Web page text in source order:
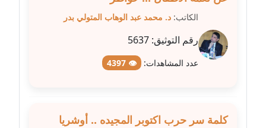
مدونة شيماء حسني
عاملة
مدونة شيماء عبد المقصود
عاملة
الكاتب: د. محمد عبد الوهاب المتولي بدر
رقم التوثيق: 5637
عدد المشاهدات: 👁 4397
كلمة سر حرب اكتوبر المجيده .. أوشريا